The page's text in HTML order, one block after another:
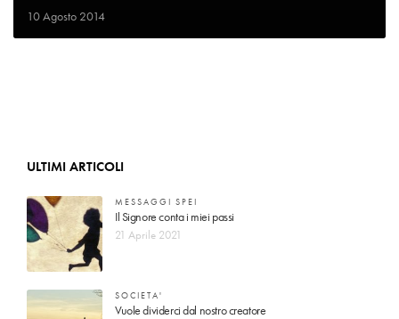
10 Agosto 2014
ULTIMI ARTICOLI
MESSAGGI SPEI
Il Signore conta i miei passi
21 Aprile 2021
SOCIETA'
Vuole dividerci dal nostro creatore